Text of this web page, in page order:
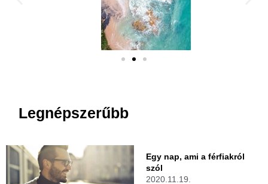
Legnépszerűbb
Egy nap, ami a férfiakról
szól
2020.11.19.